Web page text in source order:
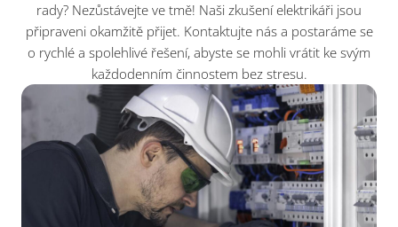
rady? Nezůstávejte ve tmě! Naši zkušení elektrikáři jsou
připraveni okamžitě přijet. Kontaktujte nás a postaráme se
o rychlé a spolehlivé řešení, abyste se mohli vrátit ke svým
každodenním činnostem bez stresu.